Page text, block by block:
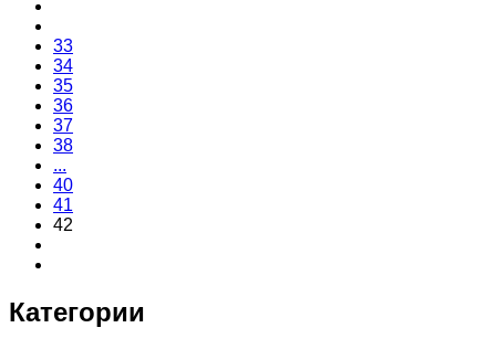
33
34
35
36
37
38
...
40
41
42
Категории